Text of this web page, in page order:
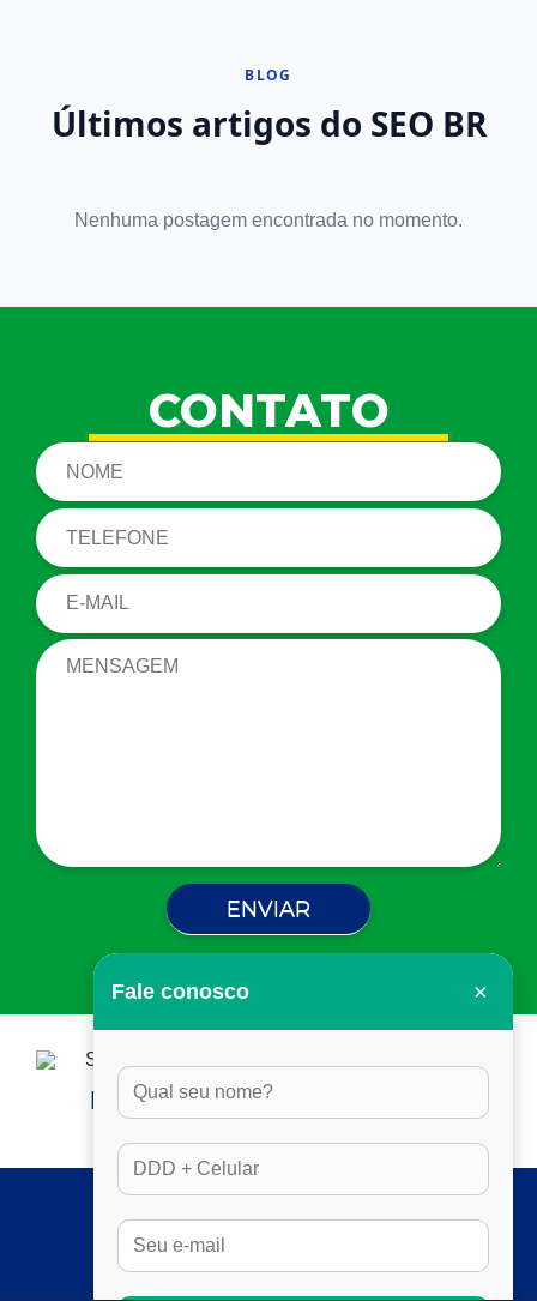
BLOG
Últimos artigos do SEO BR
Nenhuma postagem encontrada no momento.
CONTATO
HORÁRIO DE ATENDIMENTO:
DAS 8H ÀS 17H30, EM DIAS ÚTEIS
SERVIÇOS
FULL SEO
Fale conosco ×